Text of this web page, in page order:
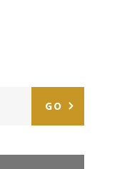
GO